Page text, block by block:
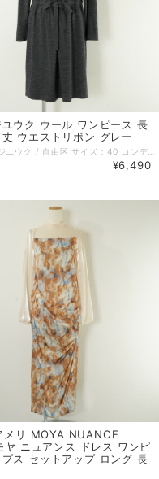
ウク ウール ワンピース 長
ウエストリボン グレー
¥6,490
メリ MOYA NUANCE
ヤ ニュアンス ドレス ワンピ
ス セットアップ ロング 長